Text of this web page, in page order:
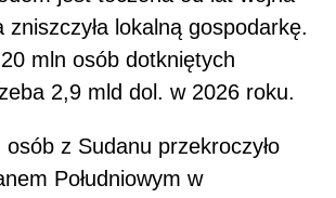
lokalną gospodarkę.
mln osób dotkniętych
2,9 mld dol. w 2026 roku.
z Sudanu przekroczyło
Południowym w